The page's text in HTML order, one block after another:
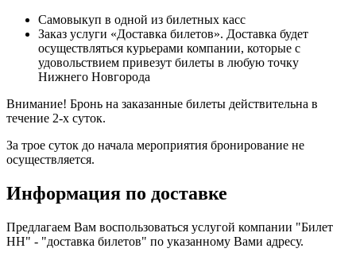
Самовыкуп в одной из билетных касс
Заказ услуги «Доставка билетов». Доставка будет
осуществляться курьерами компании, которые с
удовольствием привезут билеты в любую точку
Нижнего Новгорода
Внимание! Бронь на заказанные билеты действительна в
течение 2-х суток.
За трое суток до начала мероприятия бронирование не
осуществляется.
Информация по доставке
Предлагаем Вам воспользоваться услугой компании "Билет
НН" - "доставка билетов" по указанному Вами адресу.